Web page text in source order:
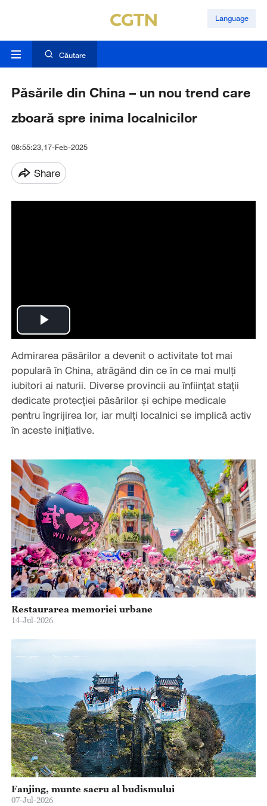
Language
Căutare
Păsările din China – un nou trend care
zboară spre inima localnicilor
08:55:23,17-Feb-2025
Share
Play
Video
Admirarea păsărilor a devenit o activitate tot mai
populară în China, atrăgând din ce în ce mai mulți
iubitori ai naturii. Diverse provincii au înființat stații
dedicate protecției păsărilor și echipe medicale
pentru îngrijirea lor, iar mulți localnici se implică activ
în aceste inițiative.
Restaurarea memoriei urbane
14-Jul-2026
Fanjing, munte sacru al budismului
07-Jul-2026